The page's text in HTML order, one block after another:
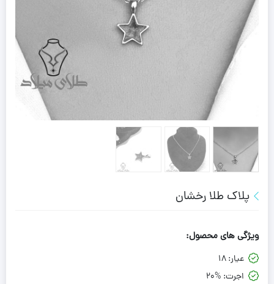
پلاک طلا رخشان
ویژگی های محصول:
عیار:18
اجرت: 20%